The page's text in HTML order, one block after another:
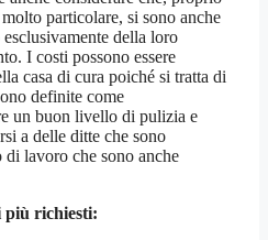
particolare, si sono anche
della loro
I costi possono essere
casa di cura poiché si tratta di
definite come
un buon livello di pulizia e
a delle ditte che sono
di lavoro che sono anche
più richiesti: